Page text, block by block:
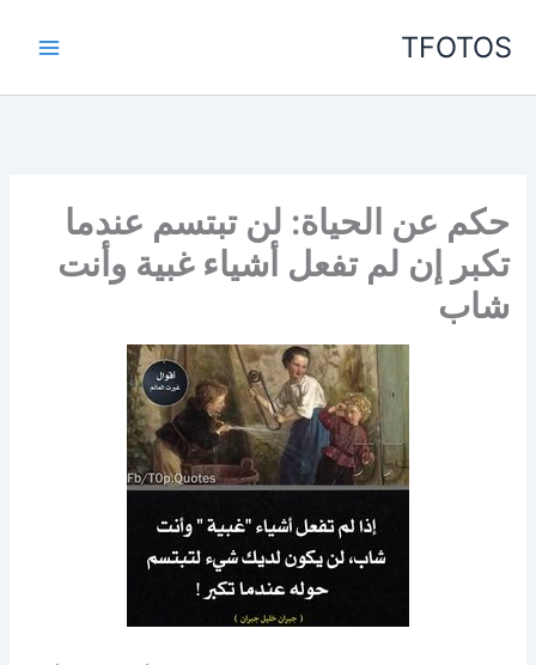
TFOTOS
حكم عن الحياة: لن تبتسم عندما
تكبر إن لم تفعل أشياء غبية وأنت
شاب